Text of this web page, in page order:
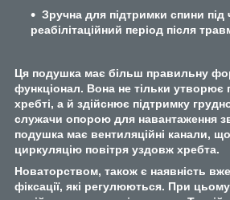
Зручна для підтримки спини під
реабілітаційний період після
Ця подушка має більш правильну
функціонал. Вона не тільки
хребті, а й здійснює підтримку
служачи опорою для навантаження
подушка має вентиляційні канали,
циркуляцію повітря уздовж хребта.
Новаторством, також є наявність
фіксації, які регулюються. При